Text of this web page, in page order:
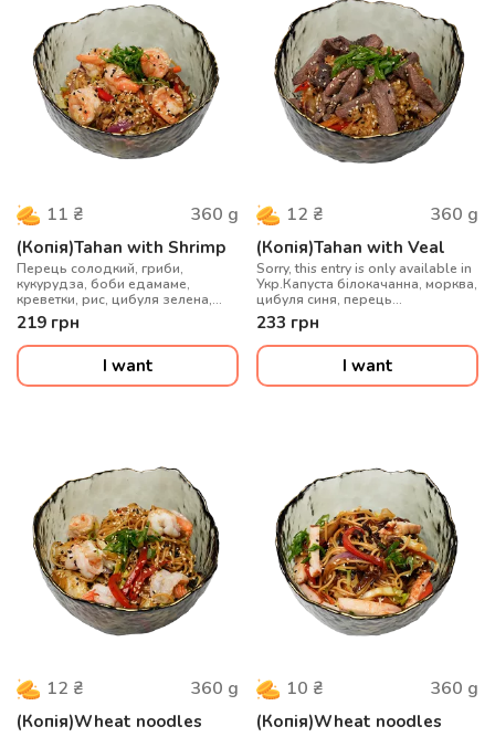
11 ₴ 360 g
(Копія)Tahan with Shrimp
Перець солодкий, гриби,
кукурудза, боби едамаме,
креветки, рис, цибуля зелена,
кунжут, соус на вибір: Теріякі/
Соєвий/Солодкий Чілі
219 грн
I want
12 ₴ 360 g
(Копія)Tahan with Veal
Sorry, this entry is only available in
Укр.Капуста білокачанна, морква,
цибуля синя, перець
болгарський, гриби муер, сіль
китайська, рис варений, соус
WOK, цибуля зелена, кунжут мікс,
телятина су-від
233 грн
I want
12 ₴ 360 g
(Копія)Wheat noodles
10 ₴ 360 g
(Копія)Wheat noodles